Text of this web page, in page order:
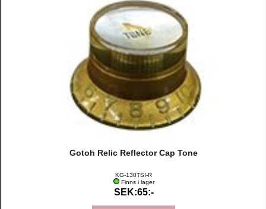
Gotoh Relic Reflector Cap Tone
KG-130TSI-R
Finns i lager
SEK:65:-